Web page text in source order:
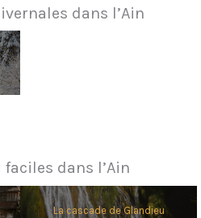
dans l’Ain
faciles dans l’Ain
La cascade de Glandieu